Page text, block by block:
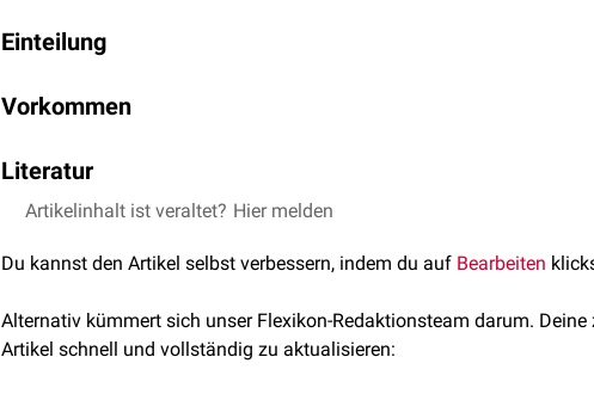
Einteilung
qualitativ: Veränderungen der Kontaktform (z.B. aggressiv)
Vorkommen
beispielsweise im Rahmen einer
Persönlichkeitsstörungenauftreten.
Literatur
Thieme: Endspurt Klinik Psychiatrie, Psychotherapie
Artikelinhalt ist veraltet? Hier melden
Du kannst den Artikel selbst verbessern, indem du auf Bearbeiten
Alternativ kümmert sich unser Flexikon-Redaktionsteam darum.
Artikel schnell und vollständig zu aktualisieren: